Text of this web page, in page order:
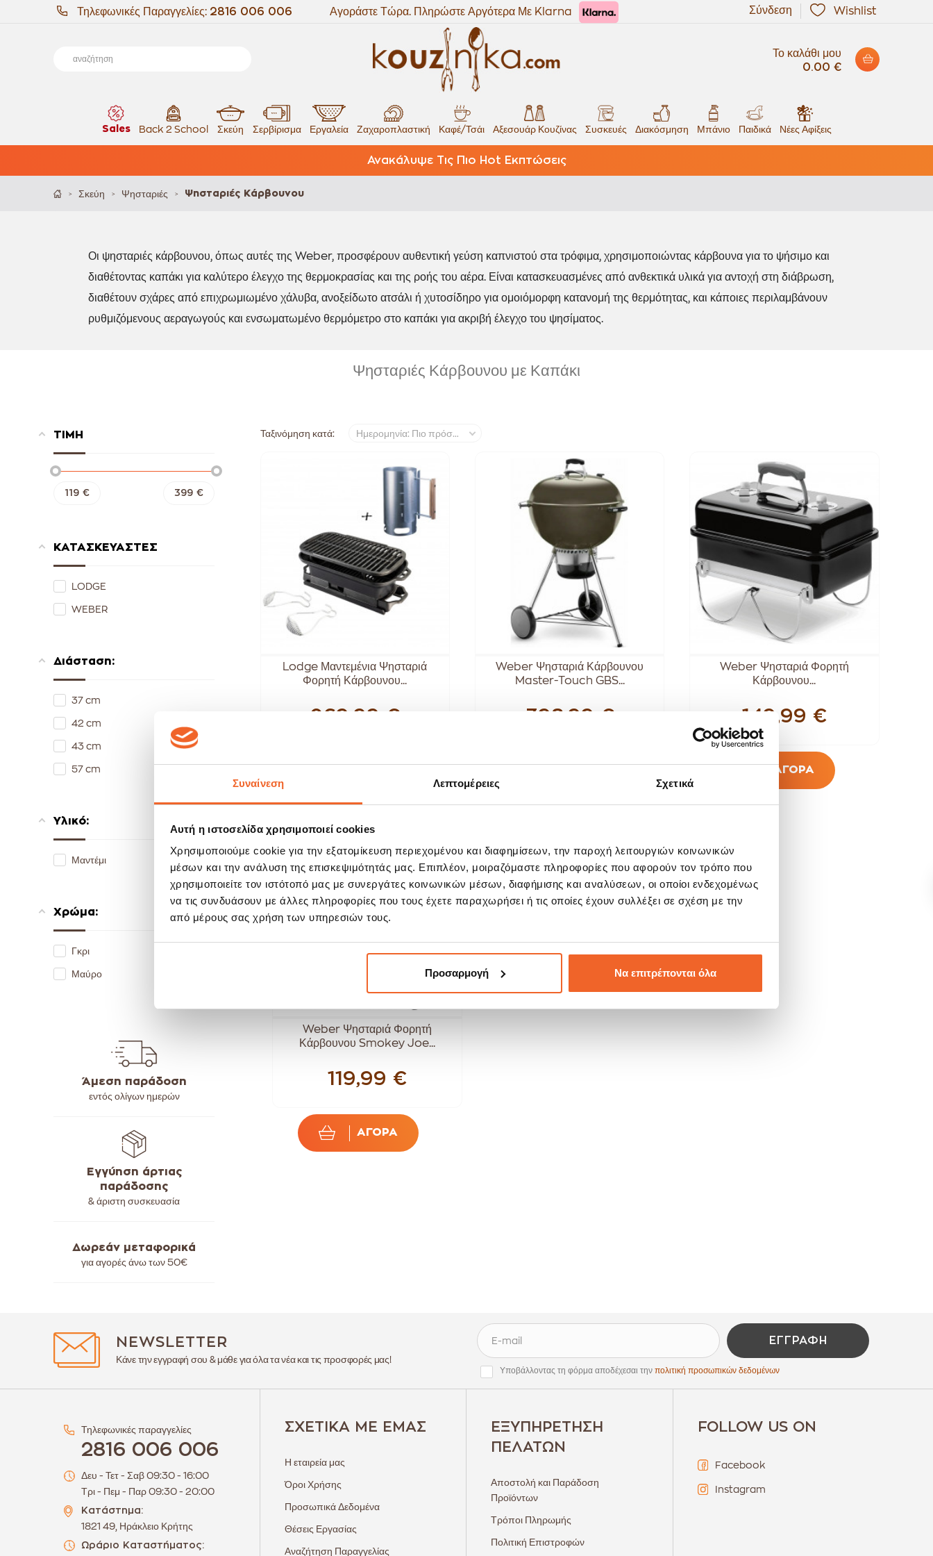
Συναίνεση Λεπτομέρειες Σχετικά
Αυτή η ιστοσελίδα χρησιμοποιεί cookies
Χρησιμοποιούμε cookie για την εξατομίκευση περιεχομένου και διαφημίσεων, την παροχή λειτουργιών κοινωνικών
μέσων και την ανάλυση της επισκεψιμότητάς μας. Επιπλέον, μοιραζόμαστε πληροφορίες που αφορούν τον τρόπο που
χρησιμοποιείτε τον ιστότοπό μας με συνεργάτες κοινωνικών μέσων, διαφήμισης και αναλύσεων, οι οποίοι ενδεχομένως
να τις συνδυάσουν με άλλες πληροφορίες που τους έχετε παραχωρήσει ή τις οποίες έχουν συλλέξει σε σχέση με την
από μέρους σας χρήση των υπηρεσιών τους.
Προσαρμογή Να επιτρέπονται όλα
Τηλεφωνικές Παραγγελίες: 2816 006 006 Αγοράστε Τώρα. Πληρώστε Αργότερα Με Klarna Wishlist
Σύνδεση
Το καλάθι μου
0.00 €
Sales Back 2 School Σκεύη Σερβίρισμα Εργαλεία Ζαχαροπλαστική Καφέ/Τσάι Αξεσουάρ Κουζίνας Συσκευές Διακόσμηση Μπάνιο Παιδικά Νέες Αφίξεις
Ανακάλυψε Τις Πιο Hot Εκπτώσεις
> Σκεύη > Ψησταριές > Ψησταριές Κάρβουνου
Οι ψησταριές κάρβουνου, όπως αυτές της Weber, προσφέρουν αυθεντική γεύση καπνιστού στα τρόφιμα, χρησιμοποιώντας κάρβουνα για το ψήσιμο και
διαθέτοντας καπάκι για καλύτερο έλεγχο της θερμοκρασίας και της ροής του αέρα. Είναι κατασκευασμένες από ανθεκτικά υλικά για αντοχή στη διάβρωση,
διαθέτουν σχάρες από επιχρωμιωμένο χάλυβα, ανοξείδωτο ατσάλι ή χυτοσίδηρο για ομοιόμορφη κατανομή της θερμότητας, και κάποιες περιλαμβάνουν
ρυθμιζόμενους αεραγωγούς και ενσωματωμένο θερμόμετρο στο καπάκι για ακριβή έλεγχο του ψησίματος.
Ψησταριές Κάρβουνου με Καπάκι
ΤΙΜΗ
119 € 399 €
ΚΑΤΑΣΚΕΥΑΣΤΕΣ
LODGE
WEBER
Διάσταση:
37 cm
42 cm
43 cm
57 cm
Υλικό:
Μαντέμι
Χρώμα:
Γκρι
Μαύρο
Άμεση παράδοση
εντός ολίγων ημερών
Εγγύηση άρτιας
παράδοσης
& άριστη συσκευασία
Δωρεάν μεταφορικά
για αγορές άνω των 50€
Ταξινόμηση κατά: Ημερομηνία: Πιο πρόσφατα
Lodge Μαντεμένια Ψησταριά
Φορητή Κάρβουνου...
269,99 €
Weber Ψησταριά Κάρβουνου
Master-Touch GBS...
398,99 €
Weber Ψησταριά Φορητή
Κάρβουνου...
149,99 €
ΑΓΟΡΑ
Weber Ψησταριά Φορητή
Κάρβουνου Smokey Joe...
119,99 €
ΑΓΟΡΑ
NEWSLETTER
Κάνε την εγγραφή σου & μάθε για όλα τα νέα και τις προσφορές μας!
ΕΓΓΡΑΦΉ
Υποβάλλοντας τη φόρμα αποδέχεσαι την πολιτική προσωπικών δεδομένων
Τηλεφωνικές παραγγελίες
2816 006 006
Δευ - Τετ - Σαβ 09:30 - 16:00
Τρι - Πεμ - Παρ 09:30 - 20:00
Κατάστημα:
1821 49, Ηράκλειο Κρήτης
Ωράριο Καταστήματος:
ΣΧΕΤΙΚΆ ΜΕ ΕΜΆΣ
Η εταιρεία μας
Όροι Χρήσης
Προσωπικά Δεδομένα
Θέσεις Εργασίας
Αναζήτηση Παραγγελίας
ΕΞΥΠΗΡΈΤΗΣΗ
ΠΕΛΑΤΏΝ
Αποστολή και Παράδοση
Προϊόντων
Τρόποι Πληρωμής
Πολιτική Επιστροφών
FOLLOW US ON
Facebook
Instagram